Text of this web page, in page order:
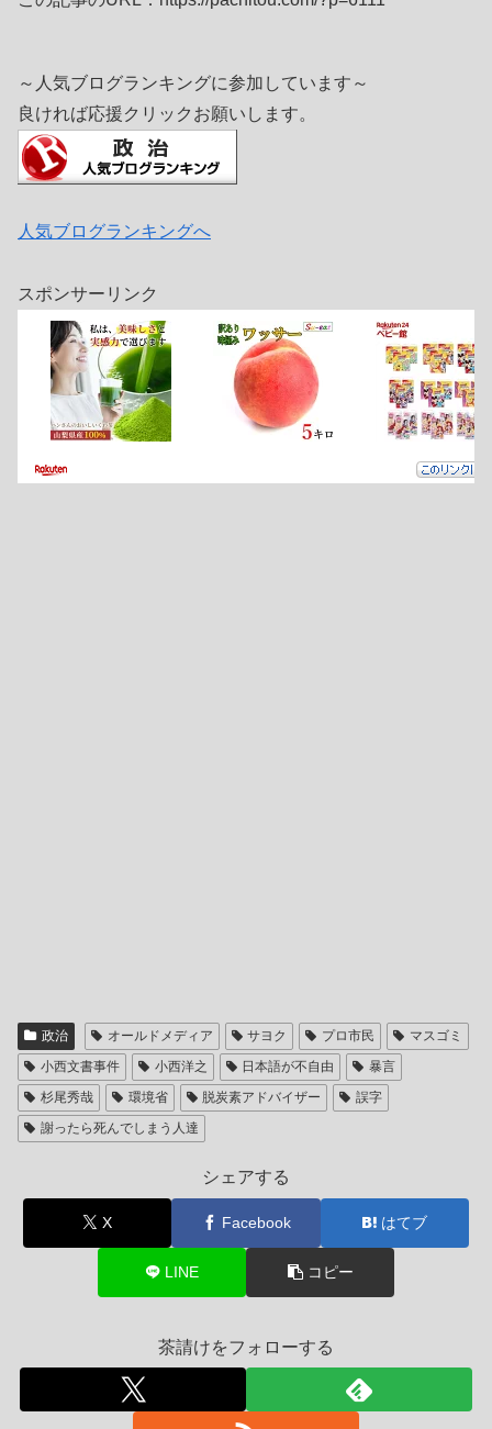
～人気ブログランキングに参加しています～
良ければ応援クリックお願いします。
人気ブログランキングへ
スポンサーリンク
政治 オールドメディア サヨク プロ市民
マスゴミ
小西文書事件
小西洋之 日本語が不自由
暴言
杉尾秀哉
環境省 脱炭素アドバイザー
誤字
謝ったら死んでしまう人達
シェアする
X Facebook はてブ
LINE コピー
茶請けをフォローする